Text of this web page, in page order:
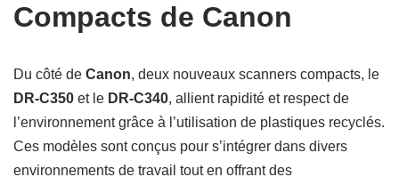
Compacts de Canon
Du côté de Canon, deux nouveaux scanners compacts, le
DR-C350 et le DR-C340, allient rapidité et respect de
l’environnement grâce à l’utilisation de plastiques recyclés.
Ces modèles sont conçus pour s’intégrer dans divers
environnements de travail tout en offrant des